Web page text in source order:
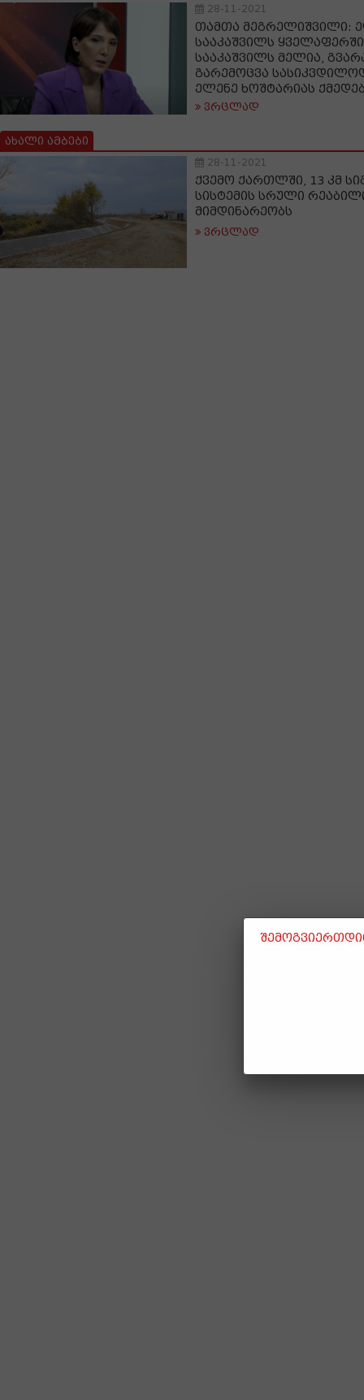
28-11-2021
თამთა მეგრელიშვილი:
სააკაშვილს
სააკაშვილს მელია,
გარემოცვა
ელენე ხოშტარიას
ვრცლად
ახალი ამბები
28-11-2021
ქვემო ქართლში, 13 კმ
სისტემის სრული
მიმდინარეობს
ვრცლად